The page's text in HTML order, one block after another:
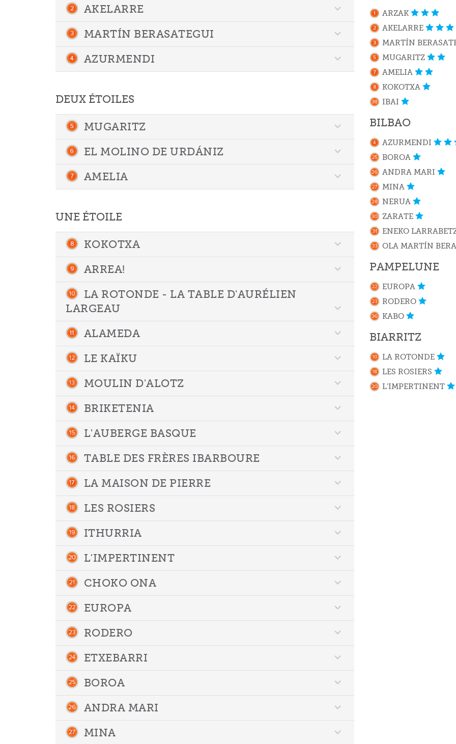
AKELARRE
MARTÍN BERASATEGUI
AZURMENDI
DEUX ÉTOILES
MUGARITZ
EL MOLINO DE URDÁNIZ
AMELIA
UNE ÉTOILE
KOKOTXA
ARREA!
LA ROTONDE - LA TABLE D'AURÉLIEN
LARGEAU
ALAMEDA
LE KAÏKU
MOULIN D'ALOTZ
BRIKETENIA
L'AUBERGE BASQUE
TABLE DES FRÈRES IBARBOURE
LA MAISON DE PIERRE
LES ROSIERS
ITHURRIA
L'IMPERTINENT
CHOKO ONA
EUROPA
RODERO
ETXEBARRI
BOROA
ANDRA MARI
MINA
ARZAK
AKELARRE
MARTÍN
MUGARITZ
AMELIA
KOKOTXA
IBAI
BILBAO
AZURMENDI
BOROA
ANDRA MARI
MINA
NERUA
ZARATE
ENEKO
OLA MARTÍN
PAMPELUNE
EUROPA
RODERO
KABO
BIARRITZ
LA ROTONDE
LES ROSIERS
L'IMPERTINENT